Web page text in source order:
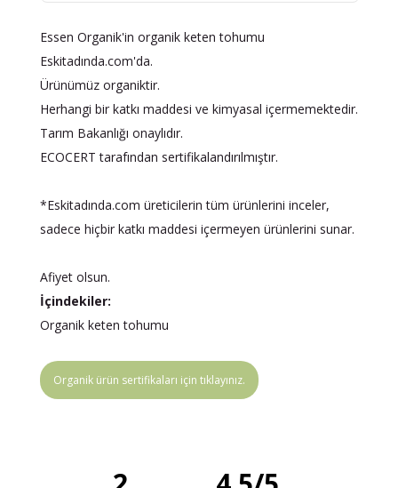
Essen Organik'in organik keten tohumu
Eskitadında.com'da.
Ürünümüz organiktir.
Herhangi bir katkı maddesi ve kimyasal içermemektedir.
Tarım Bakanlığı onaylıdır.
ECOCERT tarafından sertifikalandırılmıştır.
*Eskitadında.com üreticilerin tüm ürünlerini inceler,
sadece hiçbir katkı maddesi içermeyen ürünlerini sunar.
Afiyet olsun.
İçindekiler:
Organik keten tohumu
Organik ürün sertifikaları için tıklayınız.